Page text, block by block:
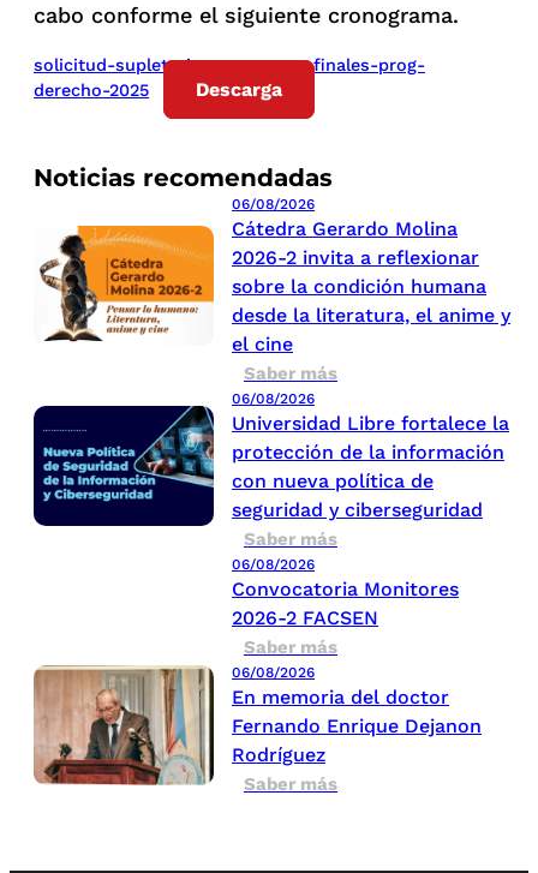
Noticias recomendadas
06/08/2026
Cátedra Gerardo Molina
2026-2 invita a reflexionar
sobre la condición humana
desde la literatura, el anime y
el cine
Saber más
06/08/2026
Universidad Libre fortalece la
protección de la información
con nueva política de
seguridad y ciberseguridad
Saber más
06/08/2026
Convocatoria Monitores
2026-2 FACSEN
Saber más
06/08/2026
En memoria del doctor
Fernando Enrique Dejanon
Rodríguez
Saber más
cabo conforme el siguiente cronograma.
solicitud-supletorios-examenes-finales-prog-
derecho-2025
Descarga